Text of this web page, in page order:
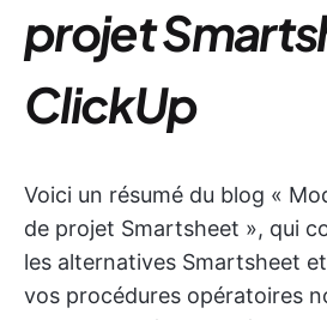
projet
ClickUp
Voici un résumé du blog «
de projet Smartsheet », qui
les alternatives Smartsheet
vos procédures opératoires